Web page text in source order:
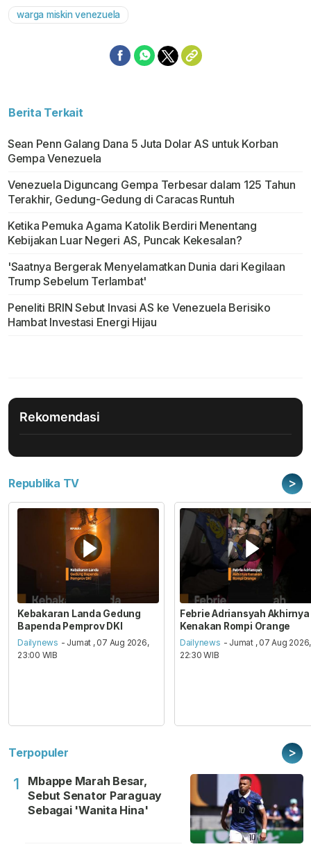
warga miskin venezuela
Berita Terkait
Sean Penn Galang Dana 5 Juta Dolar AS untuk Korban
Gempa Venezuela
Venezuela Diguncang Gempa Terbesar dalam 125 Tahun
Terakhir, Gedung-Gedung di Caracas Runtuh
Ketika Pemuka Agama Katolik Berdiri Menentang
Kebijakan Luar Negeri AS, Puncak Kekesalan?
'Saatnya Bergerak Menyelamatkan Dunia dari Kegilaan
Trump Sebelum Terlambat'
Peneliti BRIN Sebut Invasi AS ke Venezuela Berisiko
Hambat Investasi Energi Hijau
Rekomendasi
Republika TV >
Kebakaran Landa Gedung
Bapenda Pemprov DKI
Dailynews - Jumat , 07 Aug 2026,
23:00 WIB
Febrie Adriansyah Akhirnya
Kenakan Rompi Orange
Dailynews - Jumat , 07 Aug 2026,
22:30 WIB
Terpopuler >
1
Mbappe Marah Besar,
Sebut Senator Paraguay
Sebagai 'Wanita Hina'